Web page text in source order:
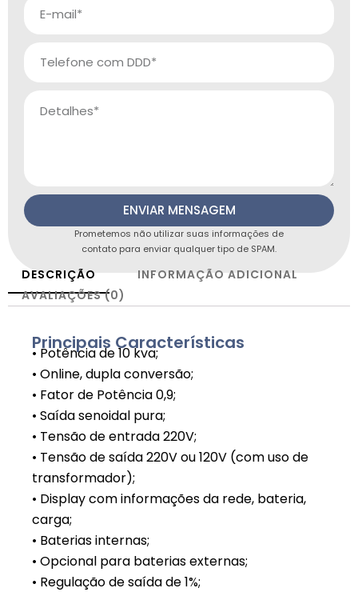
ENVIAR MENSAGEM
Prometemos não utilizar suas informações de
contato para enviar qualquer tipo de SPAM.
DESCRIÇÃO
INFORMAÇÃO ADICIONAL
AVALIAÇÕES (0)
Principais Características
• Potência de 10 kva;
• Online, dupla conversão;
• Fator de Potência 0,9;
• Saída senoidal pura;
• Tensão de entrada 220V;
• Tensão de saída 220V ou 120V (com uso de
transformador);
• Display com informações da rede, bateria,
carga;
• Baterias internas;
• Opcional para baterias externas;
• Regulação de saída de 1%;